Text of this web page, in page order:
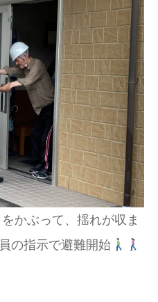
かぶって、揺れが収ま
の指示で避難開始